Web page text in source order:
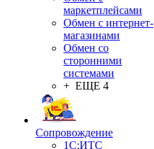
маркетплейсами
Обмен с интернет-
магазинами
Обмен со
сторонними
системами
+ ЕЩЕ 4
Сопровождение
1C:ИТС